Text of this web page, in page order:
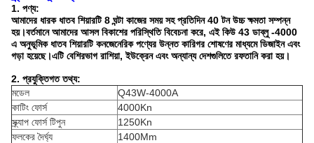
1. পণ্য:
আমাদের ধারক ধাতব শিয়ারটি 8 ঘন্টা কাজের সময় সহ প্রতিদিন 40 টন উচ্চ ক্ষমতা সম্পন্ন
হয়।বর্তমানে আমাদের আসল বিকাশের পরিস্থিতি বিবেচনা করে, এই কিউ 43 ডাব্লু -4000
এ অনুভূমিক ধাতব শিয়ারটি কনজেনেরিক পণ্যের উন্নত কারিগর শোষণের মাধ্যমে ডিজাইন এবং
গড়া হয়েছে।এটি বেশিরভাগ রাশিয়া, ইউক্রেন এবং অন্যান্য দেশগুলিতে রফতানি করা হয়।
2. প্রযুক্তিগত তথ্য:
মডেল
Q43W-4000A
কাটিং ফোর্স
4000Kn
স্ক্র্যাপ ফোর্স টিপুন
1250Kn
ফলকের দৈর্ঘ্য
1400Mm